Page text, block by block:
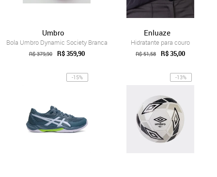
Umbro
Bola Umbro Dynamic Society Branca
R$ 379,90 R$ 359,90
Enluaze
Hidratante para couro
R$ 51,58 R$ 35,00
-15% -13%